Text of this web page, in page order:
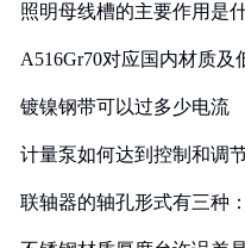
照明母线槽的主要作用是
A516Gr70对应国内材质及
镀镍钢带可以过多少电流
计量泵如何达到控制和调
联轴器的轴孔形式有三种